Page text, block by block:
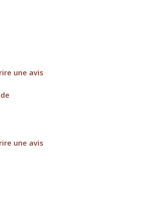
une avis
une avis